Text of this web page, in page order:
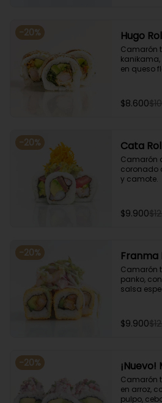
-20% Hugo
Camarón
en queso
$8.600
-20% Cata
Camarón
coronado
y camote.
$9.900
-20% Franma
Camarón
panko,
salsa
$9.900
-20% ¡Nuevo!
Camarón
en arroz,
pulpo,